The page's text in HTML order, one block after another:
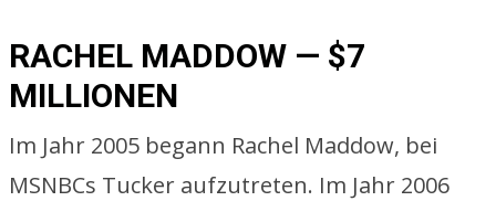
RACHEL MADDOW — $7
MILLIONEN
Im Jahr 2005 begann Rachel Maddow, bei
MSNBCs Tucker aufzutreten. Im Jahr 2006